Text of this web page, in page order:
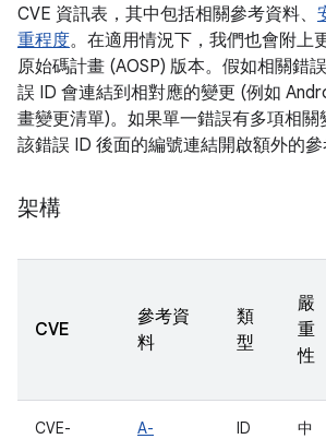
CVE 資訊表，其中包括相關參考資料、
重程度。在適用情況下，我們也會附上
原始碼計畫 (AOSP) 版本。假如相關錯
誤 ID 會連結到相對應的變更 (例如
畫變更清單)。如果單一錯誤有多項相關
該錯誤 ID 後面的編號連結開啟額外的參
架構
CVE
參考資
料
類
型
嚴
重
性
CVE-
A-
ID 中